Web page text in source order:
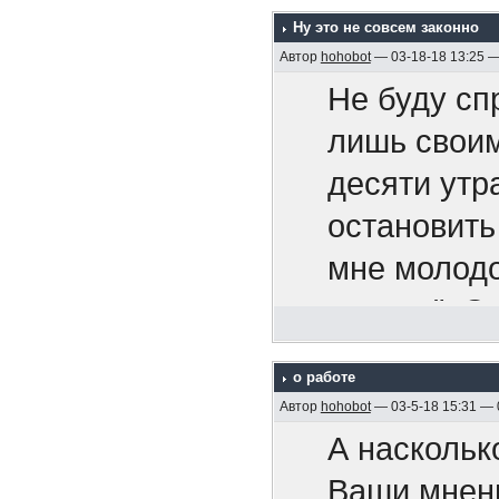
Мартин
https://
577554/
Мужчины
Die
Мужчины
год
что
вы можете
я могу
у нас
наша
да
но только
победили
Вам не
книг и
Вас не
Ну это не совсем законно
Автор hohobot— 03-18-18 13:25 —
Не буду
лишь
десяти
мне
курсом".
тем же
хватило.
о работе
Автор hohobot— 03-5-18 15:31 —
А
Ваши